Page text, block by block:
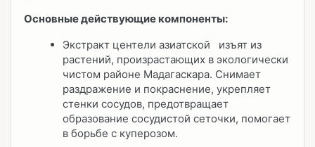
Основные действующие компоненты:
Экстракт центели азиатской изъят из
растений, произрастающих в экологически
чистом районе Мадагаскара. Снимает
раздражение и покраснение, укрепляет
стенки сосудов, предотвращает
образование сосудистой сеточки, помогает
в борьбе с куперозом.